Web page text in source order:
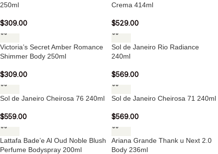
250ml
$309.00
Crema 414ml
$529.00
Victoria’s Secret Amber Romance
Shimmer Body 250ml
$309.00
Sol de Janeiro Rio Radiance
240ml
$569.00
Sol de Janeiro Cheirosa 76 240ml
$559.00
Sol de Janeiro Cheirosa 71 240ml
$569.00
Lattafa Bade’e Al Oud Noble Blush
Perfume Bodyspray 200ml
Ariana Grande Thank u Next 2.0
Body 236ml